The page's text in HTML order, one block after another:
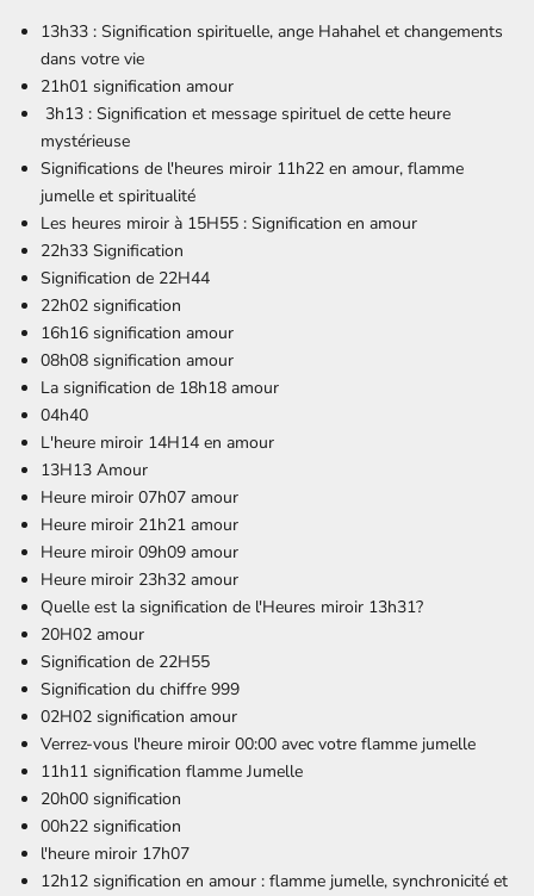
13h33 : Signification spirituelle, ange Hahahel et changements
dans votre vie
21h01 signification amour
3h13 : Signification et message spirituel de cette heure
mystérieuse
Significations de l'heures miroir 11h22 en amour, flamme
jumelle et spiritualité
Les heures miroir à 15H55 : Signification en amour
22h33 Signification
Signification de 22H44
22h02 signification
16h16 signification amour
08h08 signification amour
La signification de 18h18 amour
04h40
L'heure miroir 14H14 en amour
13H13 Amour
Heure miroir 07h07 amour
Heure miroir 21h21 amour
Heure miroir 09h09 amour
Heure miroir 23h32 amour
Quelle est la signification de l'Heures miroir 13h31?
20H02 amour
Signification de 22H55
Signification du chiffre 999
02H02 signification amour
Verrez-vous l'heure miroir 00:00 avec votre flamme jumelle
11h11 signification flamme Jumelle
20h00 signification
00h22 signification
l'heure miroir 17h07
12h12 signification en amour : flamme jumelle, synchronicité et